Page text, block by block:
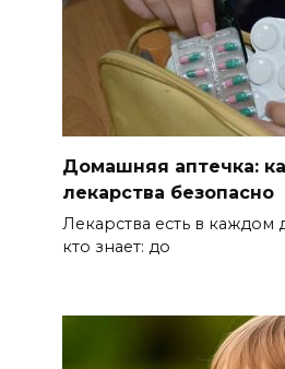
Домашняя аптечка:
лекарства безопасно
Лекарства есть в каждом
кто знает: до